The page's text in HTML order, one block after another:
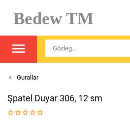
Bedew TM
Gurallar
Şpatel Duyar 306, 12 sm